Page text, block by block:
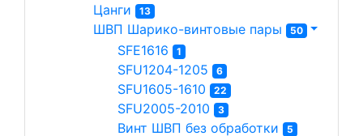
Цанги 13
ШВП Шарико-винтовые пары 50
SFE1616 1
SFU1204-1205 6
SFU1605-1610 22
SFU2005-2010 3
Винт ШВП без обработки 5